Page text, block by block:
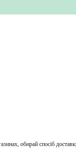
обирай спосіб